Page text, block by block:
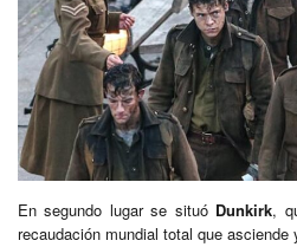
En segundo lugar se situó Dunkirk,
recaudación mundial total que asciende